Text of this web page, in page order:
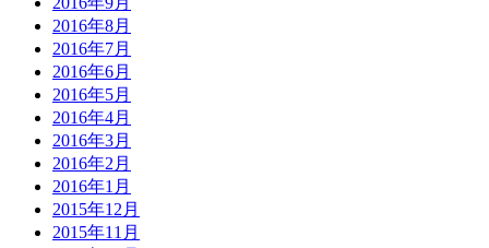
2016年8月
2016年7月
2016年6月
2016年5月
2016年4月
2016年3月
2016年2月
2016年1月
2015年12月
2015年11月